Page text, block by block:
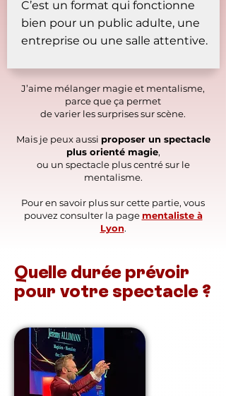
C’est un format qui fonctionne
bien pour un public adulte, une
entreprise ou une salle attentive.
J’aime mélanger magie et mentalisme,
parce que ça permet
de varier les surprises sur scène.
Mais je peux aussi proposer un spectacle
plus orienté magie,
ou un spectacle plus centré sur le
mentalisme.
Pour en savoir plus sur cette partie, vous
pouvez consulter la page mentaliste à
Lyon.
Quelle durée prévoir
pour votre spectacle ?